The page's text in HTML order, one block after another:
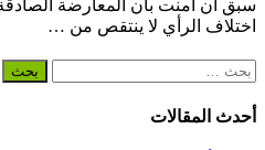
سبق أن آمنت بأن المعارضة الصادقة
اختلاف الرأي لا ينتقص من …
البحث
أحدث المقالات